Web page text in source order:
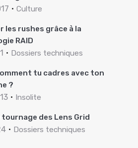
Culture
les rushes grâce à la
RAID
Dossiers techniques
tu cadres avec ton
?
Insolite
tournage des Lens Grid
Dossiers techniques